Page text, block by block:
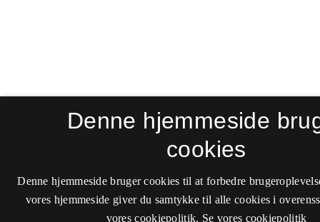
Denne hjemmeside
cookies
Denne hjemmeside bruger cookies til at forbedre
vores hjemmeside giver du samtykke til alle cookies i
vores cookiepolitik. Se vores cookiepolitik